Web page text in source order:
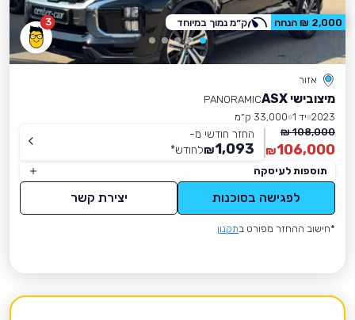
3
אזור
מיצובישי ASX
PANORAMIC
2023 יד 1
33,000 ק״מ
108,000 ₪
106,000
₪
החזר חודשי מ-
1,093
₪לחודש*
תוספות לעיסקה
לפגישה בסוכנות יצירת קשר
*חישוב ההחזר מפורט בתקנון
2,000 ₪ הנחה ק״מ נמוך במיוחד